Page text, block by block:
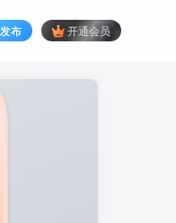
发布 开通会员